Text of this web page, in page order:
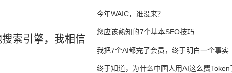
索引擎，我相信
今年WAIC，谁没来？
您应该熟知的7个基本SEO技巧
我把7个AI都充了会员，终于明白一个事实
终于知道，为什么中国人用AI这么费Token